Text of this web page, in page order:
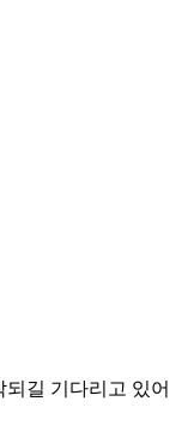
길 기다리고 있어